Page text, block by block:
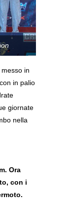
in
in palio
giornate
nella
Ora
con i